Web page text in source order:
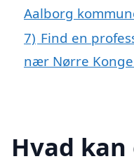
Aalborg
7) Find en
nær Nørre
Hvad